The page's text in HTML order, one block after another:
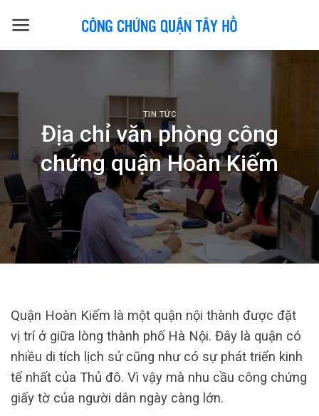
TIN TỨC
Địa chỉ văn phòng công
chứng quận Hoàn Kiếm
Quận Hoàn Kiếm là một quận nội thành được đặt
vị trí ở giữa lòng thành phố Hà Nội. Đây là quận có
nhiều di tích lịch sử cũng như có sự phát triển kinh
tế nhất của Thủ đô. Vì vậy mà nhu cầu công chứng
giấy tờ của người dân ngày càng lớn.